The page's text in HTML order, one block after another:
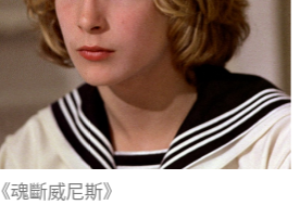
《魂斷威尼斯》